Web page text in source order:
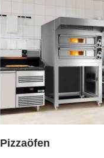
Pizzaöfen